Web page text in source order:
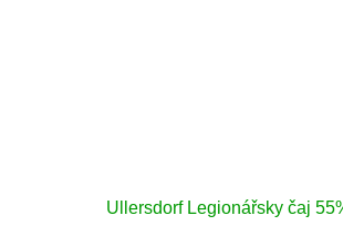
Ullersdorf Legionářsky čaj